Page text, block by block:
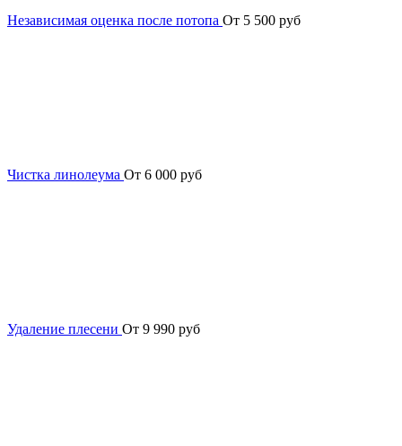
Независимая оценка после потопа От 5 500 руб
Чистка линолеума От 6 000 руб
Удаление плесени От 9 990 руб